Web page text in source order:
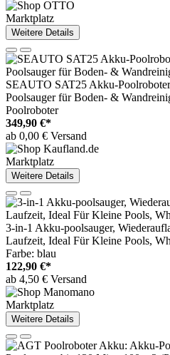
Marktplatz
Weitere Details
SEAUTO SAT25 Akku-
Poolsauger für Boden- &
Poolroboter
349,90 €*
ab 0,00 € Versand
Marktplatz
Weitere Details
3-in-1 Akku-poolsauger,
Laufzeit, Ideal Für Kleine Pools,
Farbe: blau
122,90 €*
ab 4,50 € Versand
Marktplatz
Weitere Details